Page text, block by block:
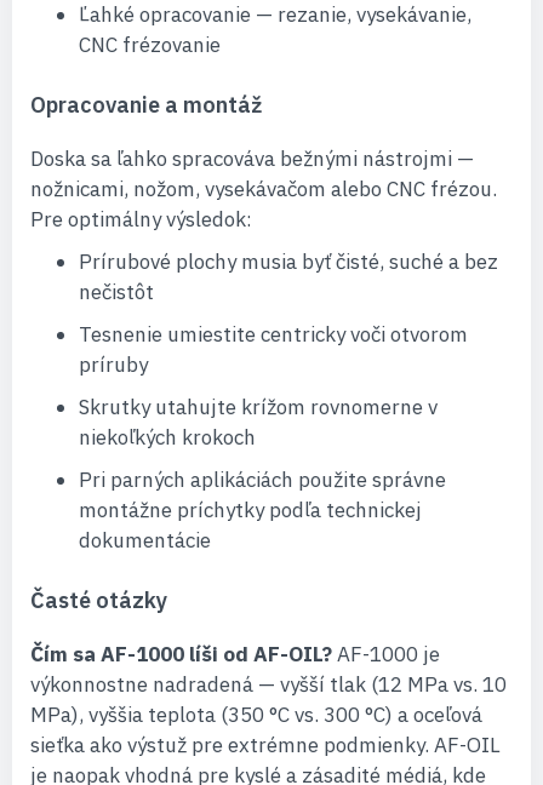
Ľahké opracovanie — rezanie, vysekávanie,
CNC frézovanie
Opracovanie a montáž
Doska sa ľahko spracováva bežnými nástrojmi —
nožnicami, nožom, vysekávačom alebo CNC frézou.
Pre optimálny výsledok:
Prírubové plochy musia byť čisté, suché a bez
nečistôt
Tesnenie umiestite centricky voči otvorom
príruby
Skrutky utahujte krížom rovnomerne v
niekoľkých krokoch
Pri parných aplikáciách použite správne
montážne príchytky podľa technickej
dokumentácie
Časté otázky
Čím sa AF-1000 líši od AF-OIL?AF-1000 je
výkonnostne nadradená — vyšší tlak (12 MPa vs. 10
MPa), vyššia teplota (350 °C vs. 300 °C) a oceľová
sieťka ako výstuž pre extrémne podmienky. AF-OIL
je naopak vhodná pre kyslé a zásadité médiá, kde